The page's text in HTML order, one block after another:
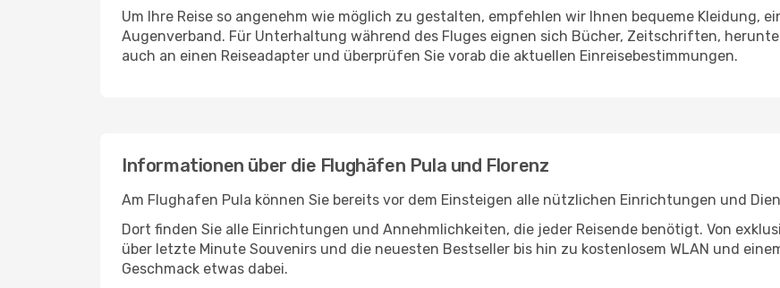
Um Ihre Reise so angenehm wie möglich zu gestalten, empfehlen wir Ihnen bequeme Kleidung,
Augenverband. Für Unterhaltung während des Fluges eignen sich Bücher, Zeitschriften,
auch an einen Reiseadapter und überprüfen Sie vorab die aktuellen Einreisebestimmungen.
Informationen über die Flughäfen Pula und Florenz
Am Flughafen Pula können Sie bereits vor dem Einsteigen alle nützlichen Einrichtungen und
Dort finden Sie alle Einrichtungen und Annehmlichkeiten, die jeder Reisende benötigt. Von
über letzte Minute Souvenirs und die neuesten Bestseller bis hin zu kostenlosem WLAN und
Geschmack etwas dabei.